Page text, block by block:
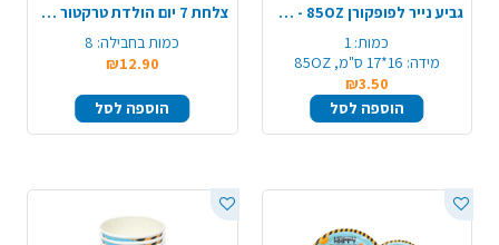
גביע נייר לפופקורן 85OZ - ענק
כמות: 1
מידה: 16*17 ס"מ, 85OZ
₪3.50
הוספה לסל
צלחת 7 יום הולדת טרקטור 8 יח' - כחול
כמות בחבילה: 8
₪12.90
הוספה לסל